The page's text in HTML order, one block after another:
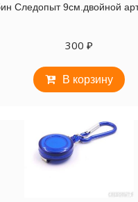
Следопыт 9см.двойной
300 ₽
В корзину